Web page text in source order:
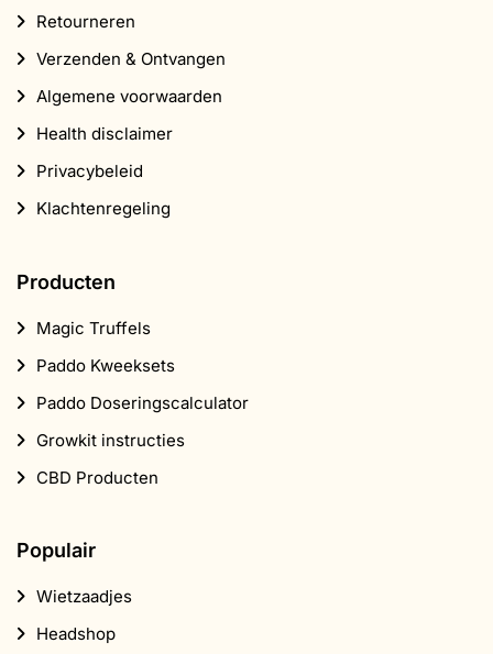
Retourneren
Verzenden & Ontvangen
Algemene voorwaarden
Health disclaimer
Privacybeleid
Klachtenregeling
Producten
Magic Truffels
Paddo Kweeksets
Paddo Doseringscalculator
Growkit instructies
CBD Producten
Populair
Wietzaadjes
Headshop